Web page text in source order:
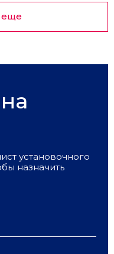
еще
установочного
назначить